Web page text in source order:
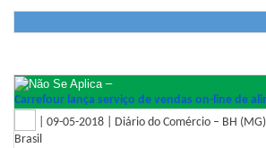
–
Carrefour lança serviço de vendas on-line de
| 09-05-2018 | Diário do Comércio – BH
Brasil